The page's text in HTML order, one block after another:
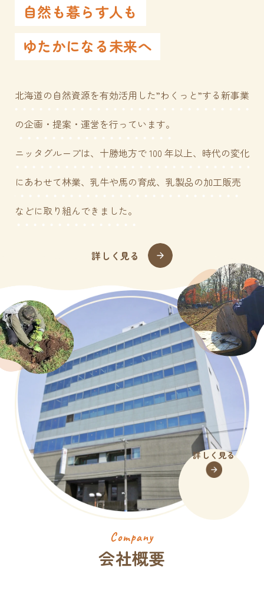
自然も暮らす人も
ゆたかになる未来へ
北海道の自然資源を有効活用した”わくっと”する新事業
の企画・提案・運営を行っています。
ニッタグループは、十勝地方で 100 年以上、時代の変化
にあわせて林業、 乳牛や馬の育成、乳製品の加工販売
などに取り組んできました。
詳しく見る
Company
会社概要
詳しく見る